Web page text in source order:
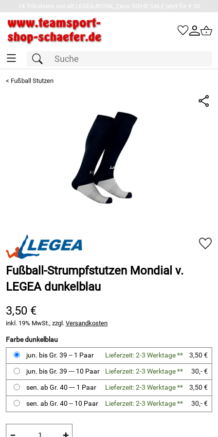
14 Trikotsets von alt.LEGEA,ROYAL,Zeus SIEHE SALE jetzt für € 50
< Fußball Stutzen
Fußball-Strumpfstutzen Mondial v.
LEGEA dunkelblau
3,50 €
inkl. 19% MwSt., zzgl. Versandkosten
Farbe dunkelblau
jun. bis Gr. 39 -- 1 Paar
Lieferzeit: 2-3 Werktage **
3,50 €
jun. bis Gr. 39 --- 10 Paar
Lieferzeit: 2-3 Werktage **
30,- €
sen. ab Gr. 40 --- 1 Paar
Lieferzeit: 2-3 Werktage **
3,50 €
sen. ab Gr. 40 -- 10 Paar
Lieferzeit: 2-3 Werktage ** 30,- €